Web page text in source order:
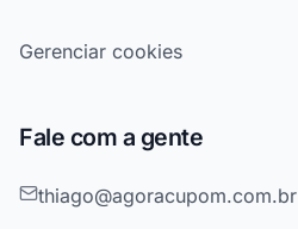
Gerenciar cookies
Fale com a gente
thiago@agoracupom.com.br